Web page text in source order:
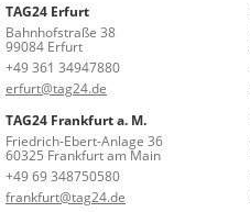
TAG24 Erfurt
Bahnhofstraße 38
99084 Erfurt
+49 361 34947880
erfurt@tag24.de
TAG24 Frankfurt a. M.
Friedrich-Ebert-Anlage 36
60325 Frankfurt am Main
+49 69 348750580
frankfurt@tag24.de